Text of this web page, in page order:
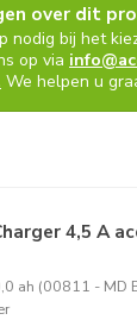
over dit
nodig bij het
op via
We helpen u
4,5 A
ah (00811 - MD